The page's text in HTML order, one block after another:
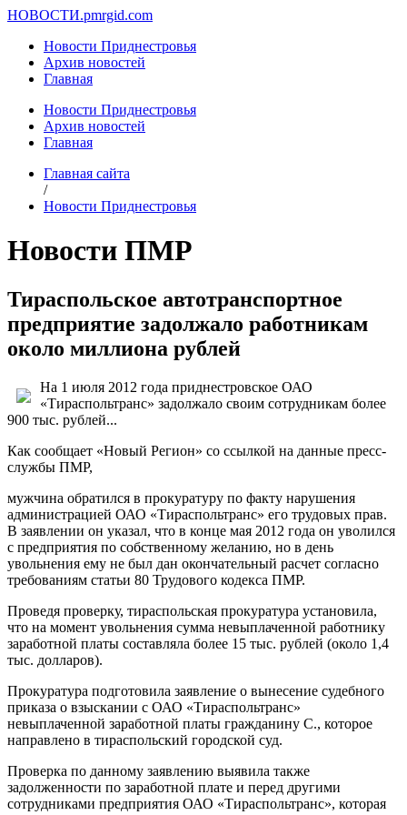
НОВОСТИ.pmrgid.com
Новости Приднестровья
Архив новостей
Главная
Новости Приднестровья
Архив новостей
Главная
Главная сайта
/
Новости Приднестровья
Новости ПМР
Тираспольское автотранспортное
предприятие задолжало работникам
около миллиона рублей
На 1 июля 2012 года приднестровское ОАО
«Тираспольтранс» задолжало своим сотрудникам более
900 тыс. рублей...
Как сообщает «Новый Регион» со ссылкой на данные пресс-
службы ПМР,
мужчина обратился в прокуратуру по факту нарушения
администрацией ОАО «Тираспольтранс» его трудовых прав.
В заявлении он указал, что в конце мая 2012 года он уволился
с предприятия по собственному желанию, но в день
увольнения ему не был дан окончательный расчет согласно
требованиям статьи 80 Трудового кодекса ПМР.
Проведя проверку, тираспольская прокуратура установила,
что на момент увольнения сумма невыплаченной работнику
заработной платы составляла более 15 тыс. рублей (около 1,4
тыс. долларов).
Прокуратура подготовила заявление о вынесение судебного
приказа о взыскании с ОАО «Тираспольтранс»
невыплаченной заработной платы гражданину С., которое
направлено в тираспольский городской суд.
Проверка по данному заявлению выявила также
задолженности по заработной плате и перед другими
сотрудниками предприятия ОАО «Тираспольтранс», которая